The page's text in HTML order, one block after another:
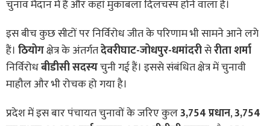
चुनाव मैदान में हैं और कहां मुकाबला दिलचस्प होने वाला है।
इस बीच कुछ सीटों पर निर्विरोध जीत के परिणाम भी सामने आने लगे
हैं। ठियोगक्षेत्र के अंतर्गतदेवरीघाट-जोधपुर-धमांदरीसेरीता शर्मा
निर्विरोधबीडीसी सदस्यचुनी गई हैं। इससे संबंधित क्षेत्र में चुनावी
माहौल और भी रोचक हो गया है।
प्रदेश में इस बार पंचायत चुनावों के जरिए कुल3,754 प्रधान,3,754